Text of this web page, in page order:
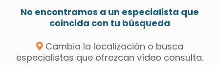
No encontramos a un especialista que
coincida con tu búsqueda
Cambia la localización o busca
especialistas que ofrezcan vídeo consulta.